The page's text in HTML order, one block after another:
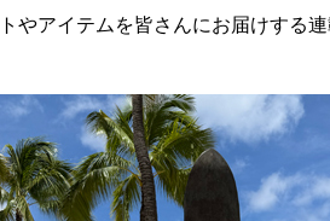
やアイテムを皆さんにお届けする